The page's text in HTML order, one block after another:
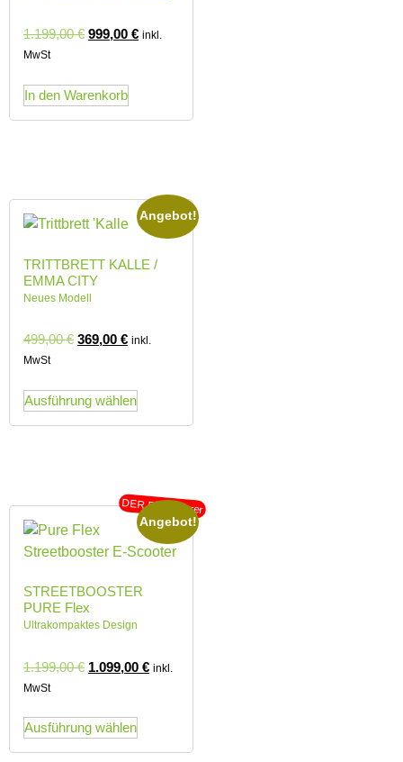
1.199,00€ 999,00 € inkl.
MwSt
In den Warenkorb
Angebot!
TRITTBRETT KALLE /
EMMA CITY
Neues Modell
499,00€ 369,00 € inkl.
MwSt
Ausführung wählen
Angebot!
STREETBOOSTER
PURE Flex
Ultrakompaktes Design
DER Platzsparer
1.199,00€ 1.099,00 € inkl.
MwSt
Ausführung wählen